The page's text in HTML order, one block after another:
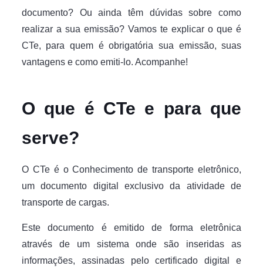
documento? Ou ainda têm dúvidas sobre como
realizar a sua emissão? Vamos te explicar o que é
CTe, para quem é obrigatória sua emissão, suas
vantagens e como emiti-lo. Acompanhe!
O que é CTe e para que
serve?
O CTe é o Conhecimento de transporte eletrônico,
um documento digital exclusivo da atividade de
transporte de cargas.
Este documento é emitido de forma eletrônica
através de um sistema onde são inseridas as
informações, assinadas pelo certificado digital e